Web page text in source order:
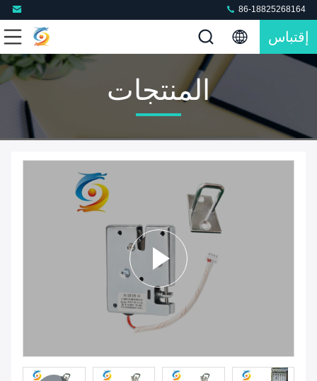
86-18825268164
إقتباس
المنتجات